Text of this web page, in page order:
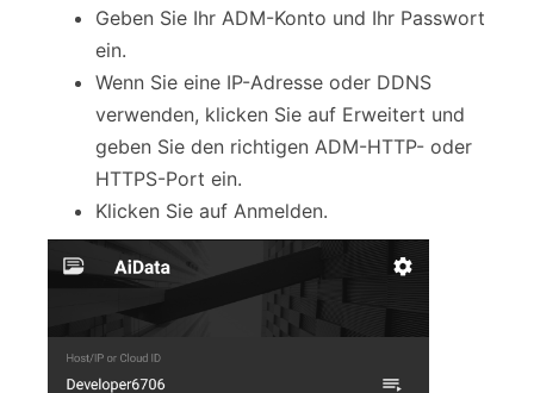
Geben Sie Ihr ADM-Konto und Ihr Passwort
ein.
Wenn Sie eine IP-Adresse oder DDNS
verwenden, klicken Sie auf Erweitert und
geben Sie den richtigen ADM-HTTP- oder
HTTPS-Port ein.
Klicken Sie auf Anmelden.